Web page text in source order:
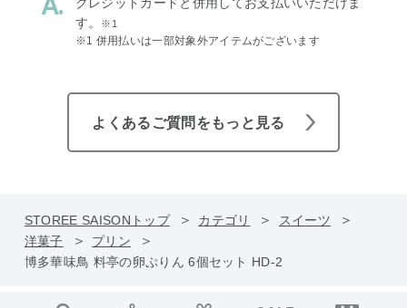
す。
※1
※1 併用払いは一部対象外アイテムがございます
よくあるご質問をもっと見る
STOREE SAISONトップ カテゴリ
スイーツ
洋菓子
プリン
博多華味鳥 料亭の卵ぷりん 6個セット HD-2